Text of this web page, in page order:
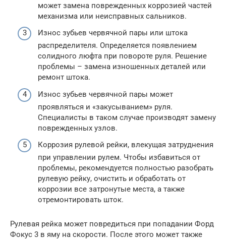
может замена поврежденных коррозией частей
механизма или неисправных сальников.
Износ зубьев червячной пары или штока
распределителя. Определяется появлением
солидного люфта при повороте руля. Решение
проблемы – замена изношенных деталей или
ремонт штока.
Износ зубьев червячной пары может
проявляться и «закусыванием» руля.
Специалисты в таком случае производят замену
поврежденных узлов.
Коррозия рулевой рейки, влекущая затруднения
при управлении рулем. Чтобы избавиться от
проблемы, рекомендуется полностью разобрать
рулевую рейку, очистить и обработать от
коррозии все затронутые места, а также
отремонтировать шток.
Рулевая рейка может повредиться при попадании Форд
Фокус 3 в яму на скорости. После этого может также